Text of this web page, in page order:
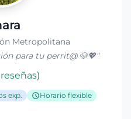
Metropolitana
para tu perrit@ 🐶💖"
reseñas)
exp. Horario flexible